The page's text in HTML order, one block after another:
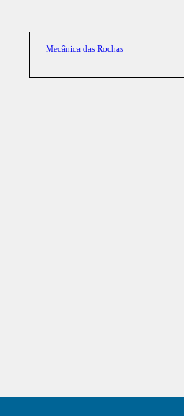
Mecânica das Rochas